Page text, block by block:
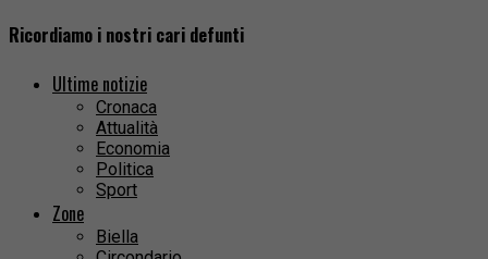
Ricordiamo i nostri cari defunti
Ultime notizie
Cronaca
Attualità
Economia
Politica
Sport
Zone
Biella